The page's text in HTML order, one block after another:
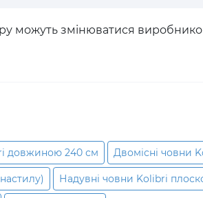
можуть змінюватися
довжиною 240 см Двомісні човни
Надувні човни Kolibri